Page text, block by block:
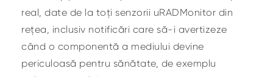
real, date de la toți senzorii uRADMonitor din
rețea, inclusiv notificări care să-i avertizeze
când o componentă a mediului devine
periculoasă pentru sănătate, de exemplu